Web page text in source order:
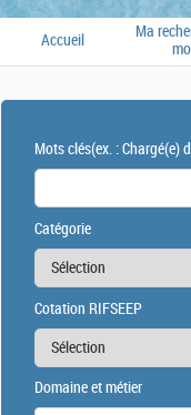
Accueil
Ma
Mots clés(ex. : Chargé(e)
Catégorie
Cotation RIFSEEP
Domaine et métier